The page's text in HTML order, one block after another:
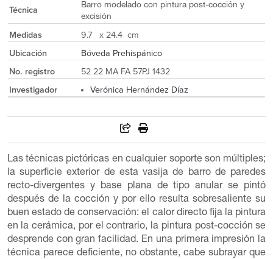
Técnica
Barro modelado con pintura post-cocción y
excisión
Medidas
9.7 x 24.4 cm
Ubicación
Bóveda Prehispánico
No. registro
52 22 MA FA 57PJ 1432
Investigador
Verónica Hernández Díaz
Las técnicas pictóricas en cualquier soporte son múltiples;
la superficie exterior de esta vasija de barro de paredes
recto-divergentes y base plana de tipo anular se pintó
después de la cocción y por ello resulta sobresaliente su
buen estado de conservación: el calor directo fija la pintura
en la cerámica, por el contrario, la pintura post-cocción se
desprende con gran facilidad. En una primera impresión la
técnica parece deficiente, no obstante, cabe subrayar que